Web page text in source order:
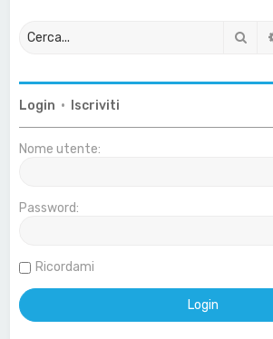
Login • Iscriviti
Nome utente:
Password:
Ricordami